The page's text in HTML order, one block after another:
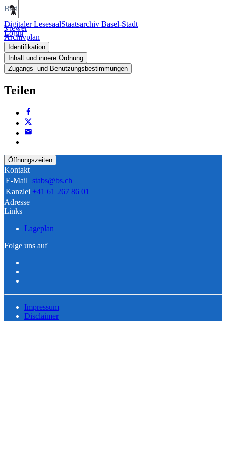
Digitaler LesesaalStaatsarchiv Basel-Stadt
Login
Bild
Viewer
Archivplan
Identifikation
Inhalt und innere Ordnung
Zugangs- und Benutzungsbestimmungen
Teilen
Öffnungszeiten
Kontakt
E-Mail stabs@bs.ch
Kanzlei +41 61 267 86 01
Adresse
Links
Lageplan
Folge uns auf
Impressum
Disclaimer